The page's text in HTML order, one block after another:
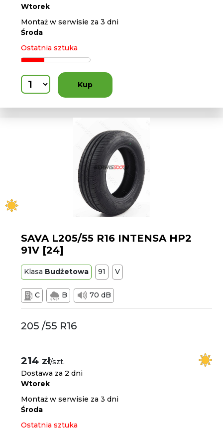
Wtorek
Montaż w serwisie za 3 dni
Środa
Ostatnia sztuka
Kup
SAVA L205/55 R16 INTENSA HP2
91V [24]
Klasa Budżetowa 91 V
C B 70 dB
205 /55 R16
214 zł/szt.
Dostawa za 2 dni
Wtorek
Montaż w serwisie za 3 dni
Środa
Ostatnia sztuka